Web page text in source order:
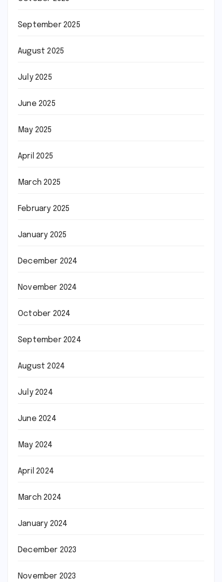
September 2025
August 2025
July 2025
June 2025
May 2025
April 2025
March 2025
February 2025
January 2025
December 2024
November 2024
October 2024
September 2024
August 2024
July 2024
June 2024
May 2024
April 2024
March 2024
January 2024
December 2023
November 2023